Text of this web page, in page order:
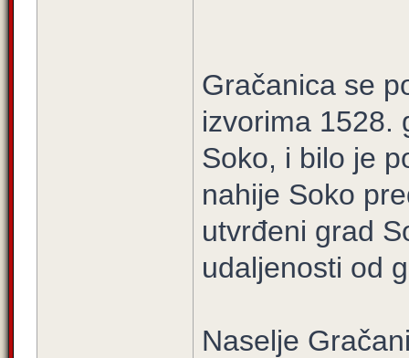
Gračanica se
izvorima 1528.
Soko, i bilo je
nahije Soko
utvrđeni grad
udaljenosti od
Naselje